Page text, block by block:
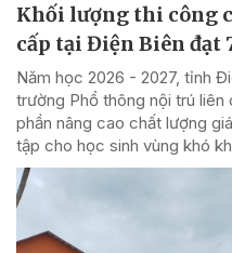
Khối lượng thi công
cấp tại Điện Biên đạt
Năm học 2026 - 2027, tỉnh
trường Phổ thông nội trú
phần nâng cao chất lượng
tập cho học sinh vùng khó